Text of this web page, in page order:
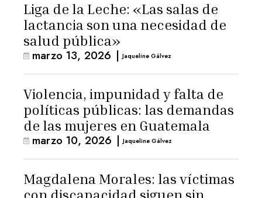
Liga de la Leche: «Las salas de
lactancia son una necesidad de
salud pública»
marzo 13, 2026 | Jaqueline Gálvez
Violencia, impunidad y falta de
políticas públicas: las demandas
de las mujeres en Guatemala
marzo 10, 2026 | Jaqueline Gálvez
Magdalena Morales: las víctimas
con discapacidad siguen sin